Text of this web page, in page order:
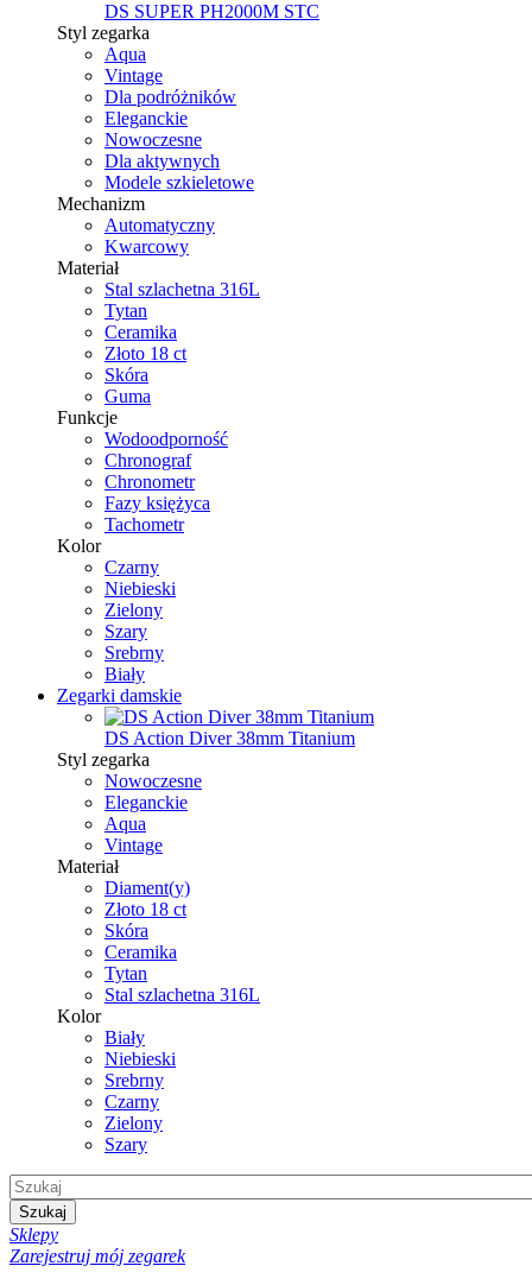
DS SUPER PH2000M STC
Styl zegarka
Aqua
Vintage
Dla podróżników
Eleganckie
Nowoczesne
Dla aktywnych
Modele szkieletowe
Mechanizm
Automatyczny
Kwarcowy
Materiał
Stal szlachetna 316L
Tytan
Ceramika
Złoto 18 ct
Skóra
Guma
Funkcje
Wodoodporność
Chronograf
Chronometr
Fazy księżyca
Tachometr
Kolor
Czarny
Niebieski
Zielony
Szary
Srebrny
Biały
Zegarki damskie
DS Action Diver 38mm Titanium
Styl zegarka
Nowoczesne
Eleganckie
Aqua
Vintage
Materiał
Diament(y)
Złoto 18 ct
Skóra
Ceramika
Tytan
Stal szlachetna 316L
Kolor
Biały
Niebieski
Srebrny
Czarny
Zielony
Szary
Szukaj
Sklepy
Zarejestruj mój zegarek